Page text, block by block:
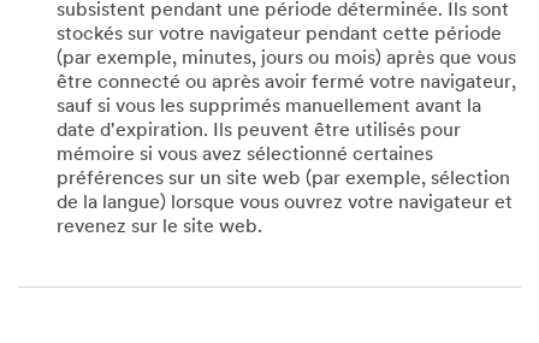
subsistent pendant une période déterminée. Ils sont
stockés sur votre navigateur pendant cette période
(par exemple, minutes, jours ou mois) après que vous
être connecté ou après avoir fermé votre navigateur,
sauf si vous les supprimés manuellement avant la
date d'expiration. Ils peuvent être utilisés pour
mémoire si vous avez sélectionné certaines
préférences sur un site web (par exemple, sélection
de la langue) lorsque vous ouvrez votre navigateur et
revenez sur le site web.